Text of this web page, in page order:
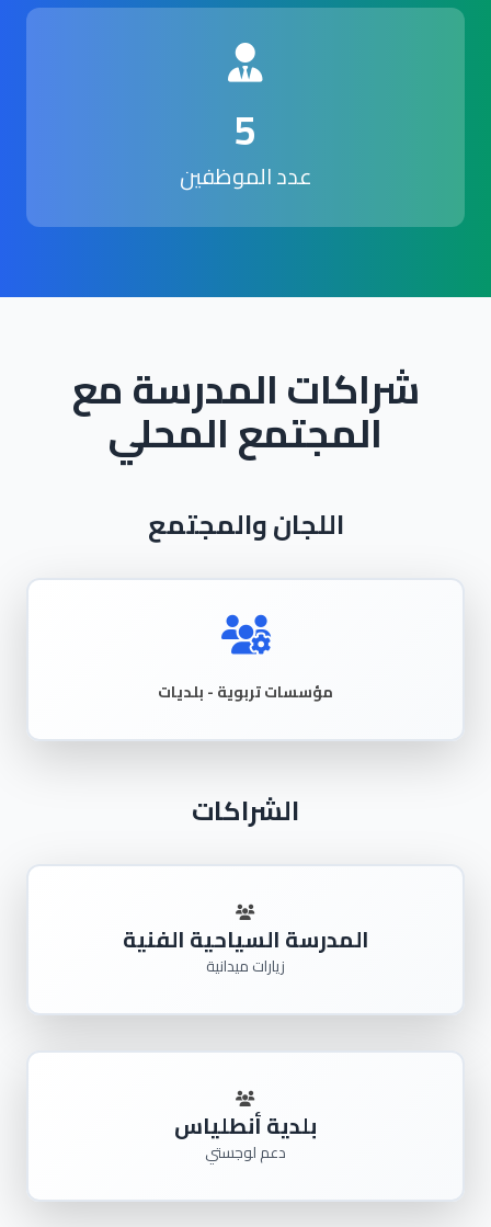
5
عدد الموظفين
شراكات المدرسة مع
المجتمع المحلي
اللجان والمجتمع
مؤسسات تربوية - بلديات
الشراكات
المدرسة السياحية الفنية
زيارات ميدانية
بلدية أنطلياس
دعم لوجستي